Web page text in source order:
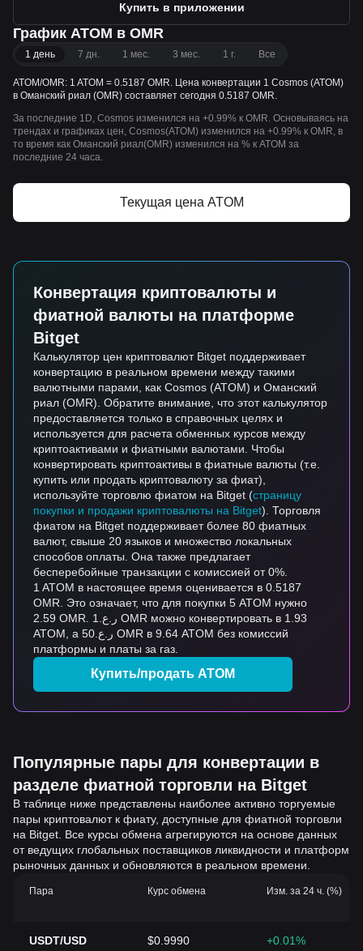
Купить в приложении
График ATOM в OMR
1 день 7 дн. 1 мес. 3 мес. 1 г. Все
ATOM/OMR: 1 ATOM = 0.5187 OMR. Цена конвертации 1 Cosmos (ATOM)
в Оманский риал (OMR) составляет сегодня 0.5187 OMR.
За последние 1D, Cosmos изменился на +0.99% к OMR. Основываясь на
трендах и графиках цен, Cosmos(ATOM) изменился на +0.99% к OMR, в
то время как Оманский риал(OMR) изменился на % к ATOM за
последние 24 часа.
Текущая цена ATOM
Конвертация криптовалюты и
фиатной валюты на платформе
Bitget
Калькулятор цен криптовалют Bitget поддерживает
конвертацию в реальном времени между такими
валютными парами, как Cosmos (ATOM) и Оманский
риал (OMR). Обратите внимание, что этот калькулятор
предоставляется только в справочных целях и
используется для расчета обменных курсов между
криптоактивами и фиатными валютами. Чтобы
конвертировать криптоактивы в фиатные валюты (т.е.
купить или продать криптовалюту за фиат),
используйте торговлю фиатом на Bitget (страницу
покупки и продажи криптовалюты на Bitget). Торговля
фиатом на Bitget поддерживает более 80 фиатных
валют, свыше 20 языков и множество локальных
способов оплаты. Она также предлагает
бесперебойные транзакции с комиссией от 0%.
1 ATOM в настоящее время оценивается в 0.5187
OMR. Это означает, что для покупки 5 ATOM нужно
2.59 OMR. ر.ع.1 OMR можно конвертировать в 1.93
ATOM, а ر.ع.50 OMR в 9.64 ATOM без комиссий
платформы и платы за газ.
Купить/продать ATOM
Популярные пары для конвертации в
разделе фиатной торговли на Bitget
В таблице ниже представлены наиболее активно торгуемые
пары криптовалют к фиату, доступные для фиатной торговли
на Bitget. Все курсы обмена агрегируются на основе данных
от ведущих глобальных поставщиков ликвидности и платформ
рыночных данных и обновляются в реальном времени.
Пара Курс обмена Изм. за 24 ч. (%)
USDT/USD $0.9990 +0.01%